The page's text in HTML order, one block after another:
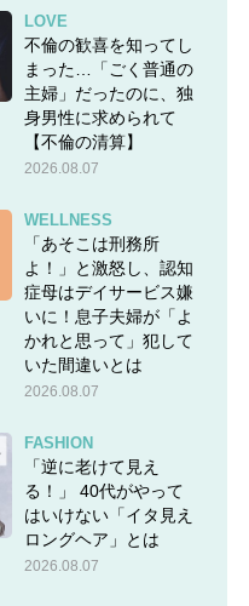
LOVE
不倫の歓喜を知ってし
まった…「ごく普通の
主婦」だったのに、独
身男性に求められて
【不倫の清算】
2026.08.07
WELLNESS
「あそこは刑務所
よ！」と激怒し、認知
症母はデイサービス嫌
いに！息子夫婦が「よ
かれと思って」犯して
いた間違いとは
2026.08.07
FASHION
「逆に老けて見え
る！」 40代がやって
はいけない「イタ見え
ロングヘア」とは
2026.08.07